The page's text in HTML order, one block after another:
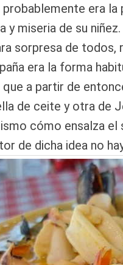
probablemente era
y miseria de su
sorpresa de
era la forma
que a partir de
de ceite y otra de
cómo ensalza
de dicha idea no